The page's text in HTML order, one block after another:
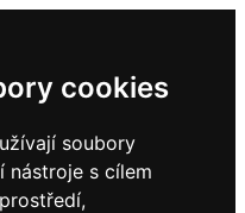
cookies
soubory
nástroje s cílem